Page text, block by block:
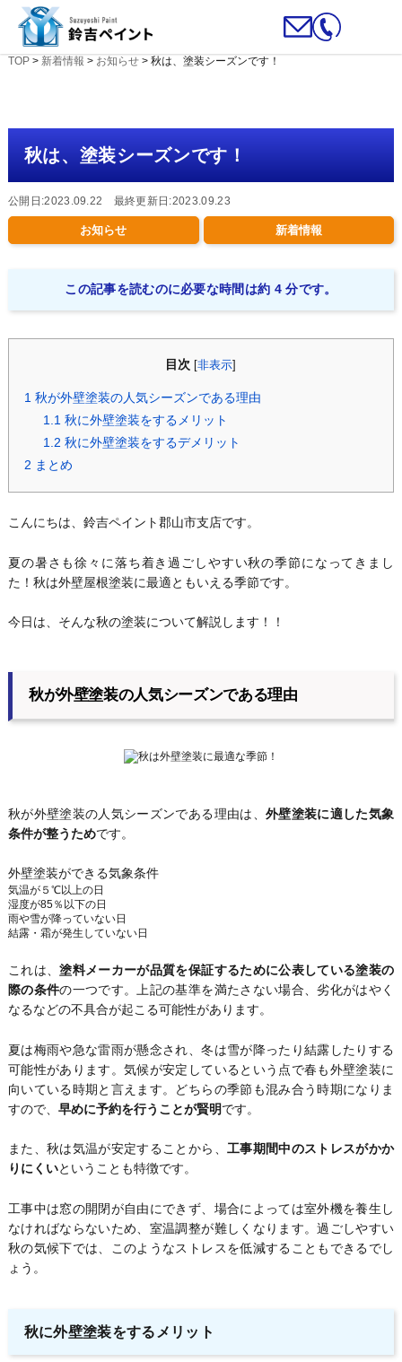
TOP> 新着情報 > お知らせ> 秋は、塗装シーズンです！
秋は、塗装シーズンです！
公開日:2023.09.22 最終更新日:2023.09.23
お知らせ 新着情報
この記事を読むのに必要な時間は約 4 分です。
目次 [非表示
1 秋が外壁塗装の人気シーズンである理由
1.1 秋に外壁塗装をするメリット
1.2 秋に外壁塗装をするデメリット
2 まとめ
こんにちは、鈴吉ペイント郡山市支店です。
夏の暑さも徐々に落ち着き過ごしやすい秋の季節になってきまし
た！秋は外壁屋根塗装に最適ともいえる季節です。
今日は、そんな秋の塗装について解説します！！
秋が外壁塗装の人気シーズンである理由
秋が外壁塗装の人気シーズンである理由は、 外壁塗装に適した気象
条件が整うためです。
外壁塗装ができる気象条件
気温が５℃以上の日
湿度が85％以下の日
雨や雪が降っていない日
結露・霜が発生していない日
これは、塗料メーカーが品質を保証するために公表している塗装の
際の条件の一つです。上記の基準を満たさない場合、劣化がはやく
なるなどの不具合が起こる可能性があります。
夏は梅雨や急な雷雨が懸念され、冬は雪が降ったり結露したりする
可能性があります。気候が安定しているという点で春も外壁塗装に
向いている時期と言えます。どちらの季節も混み合う時期になりま
すので、 早めに予約を行うことが賢明です。
また、秋は気温が安定することから、 工事期間中のストレスがかか
りにくいということも特徴です。
工事中は窓の開閉が自由にできず、場合によっては室外機を養生し
なければならないため、室温調整が難しくなります。過ごしやすい
秋の気候下では、このようなストレスを低減することもできるでし
ょう。
秋に外壁塗装をするメリット